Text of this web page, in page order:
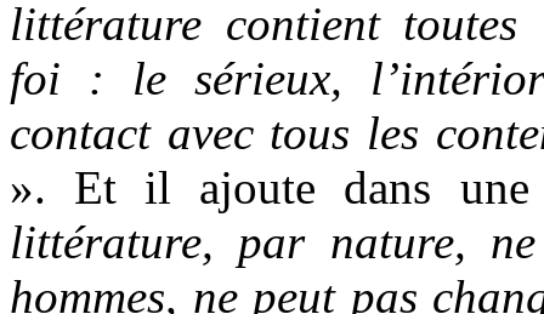
littérature contient toutes
foi : le sérieux,
contact avec tous les
». Et il ajoute dans
littérature, par nature,
hommes, ne peut pas